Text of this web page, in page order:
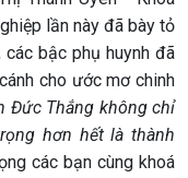
lần này đã bày tỏ
bậc phụ huynh đã
cho ước mơ chinh
Đức Thắng không chỉ
hơn hết là thành
các bạn cùng khoá